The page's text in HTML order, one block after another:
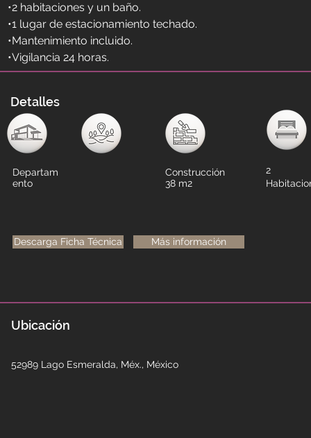
•2 habitaciones y un baño.
•1 lugar de estacionamiento techado.
•Mantenimiento incluido.
•Vigilancia 24 horas.
Detalles
Departam
ento
Construcción
38 m2
2
Descarga Ficha Técnica Más información
Ubicación
52989 Lago Esmeralda, Méx., México